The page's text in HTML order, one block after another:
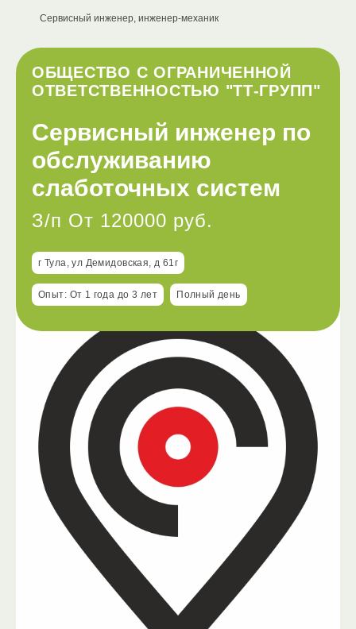
ОБЩЕСТВО С ОГРАНИЧЕННОЙ
ОТВЕТСТВЕННОСТЬЮ "ТТ-ГРУПП"
Сервисный инженер, инженер-механик
Сервисный инженер по
обслуживанию
слаботочных систем
З/п От 120000 руб.
г Тула, ул Демидовская, д 61г
Опыт: От 1 года до 3 лет Полный день